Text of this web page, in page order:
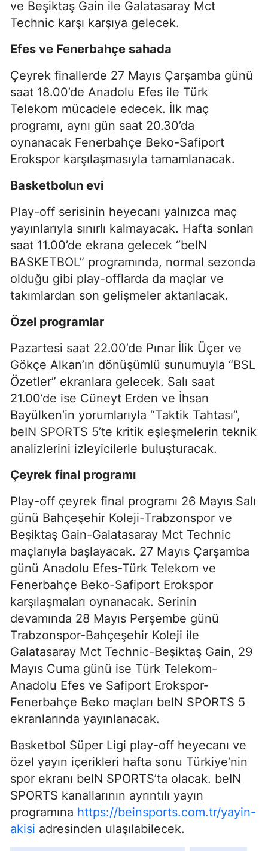
ve Beşiktaş Gain ile Galatasaray Mct
Technic karşı karşıya gelecek.
Efes ve Fenerbahçe sahada
Çeyrek finallerde 27 Mayıs Çarşamba günü
saat 18.00’de Anadolu Efes ile Türk
Telekom mücadele edecek. İlk maç
programı, aynı gün saat 20.30’da
oynanacak Fenerbahçe Beko-Safiport
Erokspor karşılaşmasıyla tamamlanacak.
Basketbolun evi
Play-off serisinin heyecanı yalnızca maç
yayınlarıyla sınırlı kalmayacak. Hafta sonları
saat 11.00’de ekrana gelecek “beIN
BASKETBOL” programında, normal sezonda
olduğu gibi play-offlarda da maçlar ve
takımlardan son gelişmeler aktarılacak.
Özel programlar
Pazartesi saat 22.00’de Pınar İlik Üçer ve
Gökçe Alkan’ın dönüşümlü sunumuyla “BSL
Özetler” ekranlara gelecek. Salı saat
21.00’de ise Cüneyt Erden ve İhsan
Bayülken’in yorumlarıyla “Taktik Tahtası”,
beIN SPORTS 5’te kritik eşleşmelerin teknik
analizlerini izleyicilerle buluşturacak.
Çeyrek final programı
Play-off çeyrek final programı 26 Mayıs Salı
günü Bahçeşehir Koleji-Trabzonspor ve
Beşiktaş Gain-Galatasaray Mct Technic
maçlarıyla başlayacak. 27 Mayıs Çarşamba
günü Anadolu Efes-Türk Telekom ve
Fenerbahçe Beko-Safiport Erokspor
karşılaşmaları oynanacak. Serinin
devamında 28 Mayıs Perşembe günü
Trabzonspor-Bahçeşehir Koleji ile
Galatasaray Mct Technic-Beşiktaş Gain, 29
Mayıs Cuma günü ise Türk Telekom-
Anadolu Efes ve Safiport Erokspor-
Fenerbahçe Beko maçları beIN SPORTS 5
ekranlarında yayınlanacak.
Basketbol Süper Ligi play-off heyecanı ve
özel yayın içerikleri hafta sonu Türkiye’nin
spor ekranı beIN SPORTS’ta olacak. beIN
SPORTS kanallarının ayrıntılı yayın
programına https://beinsports.com.tr/yayin-
akisi adresinden ulaşılabilecek.